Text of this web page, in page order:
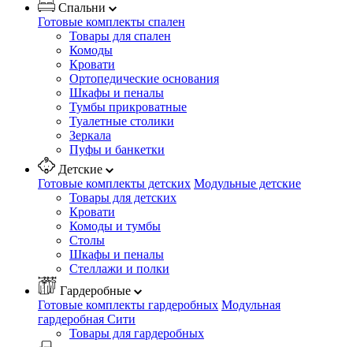
Спальни
Готовые комплекты спален
Товары для спален
Комоды
Кровати
Ортопедические основания
Шкафы и пеналы
Тумбы прикроватные
Туалетные столики
Зеркала
Пуфы и банкетки
Детские
Готовые комплекты детских Модульные детские
Товары для детских
Кровати
Комоды и тумбы
Столы
Шкафы и пеналы
Стеллажи и полки
Гардеробные
Готовые комплекты гардеробных Модульная
гардеробная Сити
Товары для гардеробных